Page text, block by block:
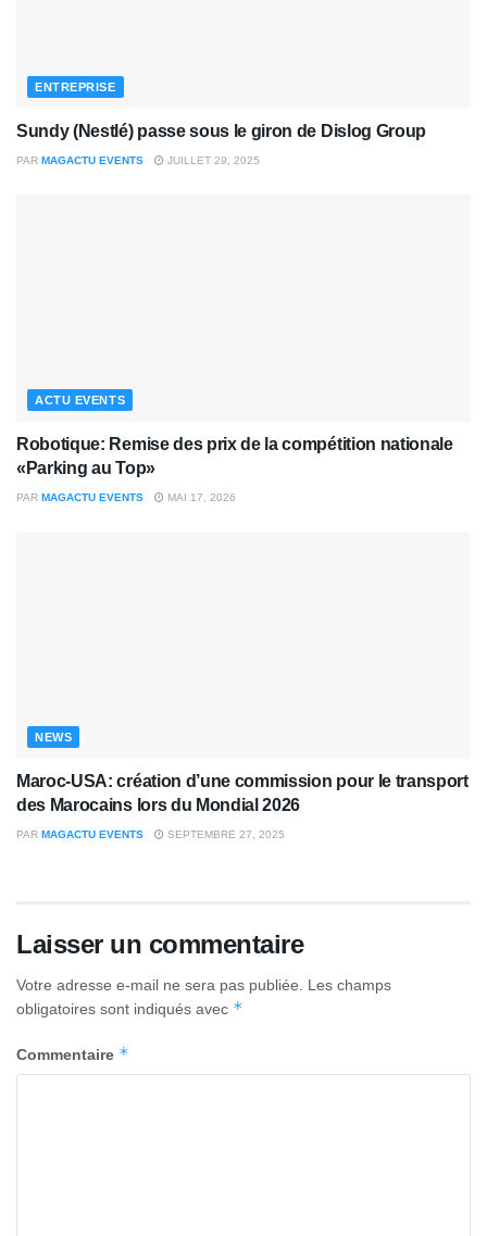
ENTREPRISE
Sundy (Nestlé) passe sous le giron de Dislog Group
PAR MAGACTU EVENTS JUILLET 29, 2025
ACTU EVENTS
Robotique: Remise des prix de la compétition nationale
«Parking au Top»
PAR MAGACTU EVENTS MAI 17, 2026
NEWS
Maroc-USA: création d’une commission pour le transport
des Marocains lors du Mondial 2026
PAR MAGACTU EVENTS SEPTEMBRE 27, 2025
Laisser un commentaire
Votre adresse e-mail ne sera pas publiée. Les champs
obligatoires sont indiqués avec *
Commentaire *